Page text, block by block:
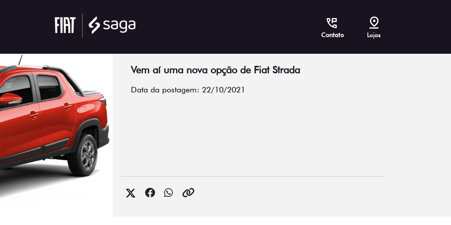
Contato Lojas
Vem aí uma nova opção de Fiat Strada
Data da postagem: 22/10/2021